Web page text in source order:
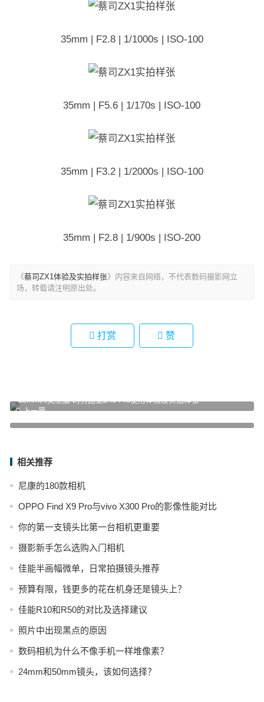
35mm | F2.8 | 1/1000s | ISO-100
35mm | F5.6 | 1/170s | ISO-100
35mm | F3.2 | 1/2000s | ISO-100
35mm | F2.8 | 1/900s | ISO-200
《蔡司ZX1体验及实拍样张》内容来自网络，不代表数码摄影网立
场，转载请注明原出处。
打赏 赞
上一篇
“35mm人文主摄”的努比亚Z40 Pro使用体验及实拍样张
相关推荐
尼康的180款相机
OPPO Find X9 Pro与vivo X300 Pro的影像性能对比
你的第一支镜头比第一台相机更重要
摄影新手怎么选购入门相机
佳能半画幅微单，日常拍摄镜头推荐
预算有限，钱更多的花在机身还是镜头上？
佳能R10和R50的对比及选择建议
照片中出现黑点的原因
数码相机为什么不像手机一样堆像素？
24mm和50mm镜头，该如何选择？